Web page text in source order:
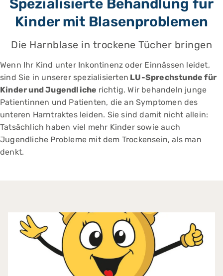
Spezialisierte Behandlung für
Kinder mit Blasenproblemen
Die Harnblase in trockene Tücher bringen
Wenn Ihr Kind unter Inkontinenz oder Einnässen leidet,
sind Sie in unserer spezialisierten LU-Sprechstunde für
Kinder und Jugendliche richtig. Wir behandeln junge
Patientinnen und Patienten, die an Symptomen des
unteren Harntraktes leiden. Sie sind damit nicht allein:
Tatsächlich haben viel mehr Kinder sowie auch
Jugendliche Probleme mit dem Trockensein, als man
denkt.